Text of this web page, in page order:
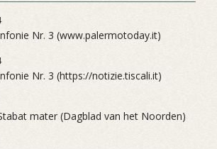
Nr. 3 (www.palermotoday.it)
Nr. 3 (https://notizie.tiscali.it)
mater (Dagblad van het Noorden)